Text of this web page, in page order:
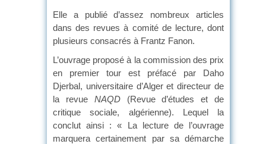
Elle a publié d’assez nombreux articles
dans des revues à comité de lecture, dont
plusieurs consacrés à Frantz Fanon.
L’ouvrage proposé à la commission des prix
en premier tour est préfacé par Daho
Djerbal, universitaire d’Alger et directeur de
la revue NAQD (Revue d’études et de
critique sociale, algérienne). Lequel la
conclut ainsi : « La lecture de l’ouvrage
marquera certainement par sa démarche